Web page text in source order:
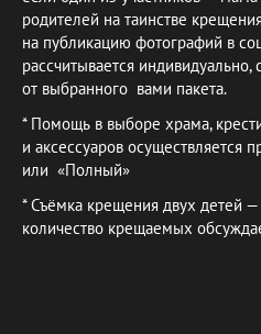
родителей на таинстве
на публикацию фотографий в
рассчитывается индивидуально,
от выбранного вами пакета.
* Помощь в выборе храма,
и аксессуаров осуществляется
или «Полный»
* Съёмка крещения двух детей
количество крещаемых